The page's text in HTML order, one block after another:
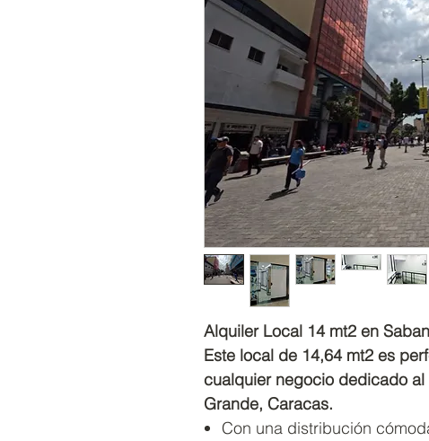
Alquiler Local 14 mt2 en
Este local de 14,64 mt2 es
cualquier negocio dedicado
Grande, Caracas.
Con una distribución